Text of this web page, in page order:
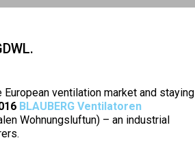
ventilation market and staying
BLAUBERG Ventilatoren
Wohnungsluftun) ­– an industrial